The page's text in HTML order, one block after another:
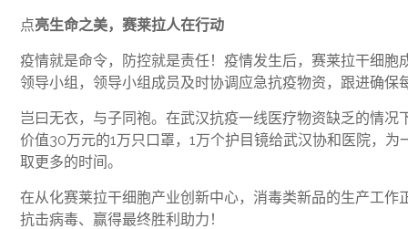
点亮生命之美，赛莱拉人在行动
疫情就是命令，防控就是责任！疫情发生后，赛莱拉干细
领导小组，领导小组成员及时协调应急抗疫物资，跟进确保
岂曰无衣，与子同袍。在武汉抗疫一线医疗物资缺乏的情
价值30万元的1万只口罩，1万个护目镜给武汉协和医院，
取更多的时间。
在从化赛莱拉干细胞产业创新中心，消毒类新品的生产工
抗击病毒、赢得最终胜利助力！